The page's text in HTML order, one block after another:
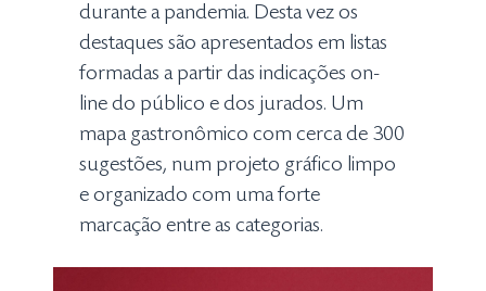
durante a pandemia. Desta vez os
destaques são apresentados em listas
formadas a partir das indicações on-
line do público e dos jurados. Um
mapa gastronômico com cerca de 300
sugestões, num projeto gráfico limpo
e organizado com uma forte
marcação entre as categorias.